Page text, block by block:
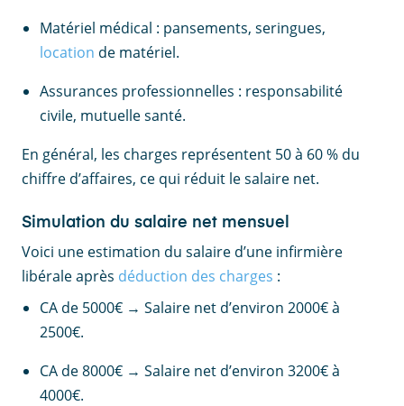
Matériel médical : pansements, seringues,
location de matériel.
Assurances professionnelles : responsabilité
civile, mutuelle santé.
En général, les charges représentent 50 à 60 % du
chiffre d’affaires, ce qui réduit le salaire net.
Simulation du salaire net mensuel
Voici une estimation du salaire d’une infirmière
libérale après déduction des charges :
CA de 5000€ → Salaire net d’environ 2000€ à
2500€.
CA de 8000€ → Salaire net d’environ 3200€ à
4000€.